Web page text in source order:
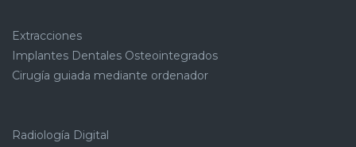
Extracciones
Implantes Dentales Osteointegrados
Cirugía guiada mediante ordenador
Radiología Digital